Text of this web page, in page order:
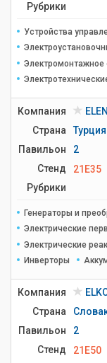
Рубрики
Устройства
Электромонтажное
Компания
ELEN
Страна
Турция
Павильон
2
Стенд
21E35
Рубрики
Генераторы и
Электрические
Электрические
Инверторы
Компания
Страна
Павильон
2
Стенд
21E50